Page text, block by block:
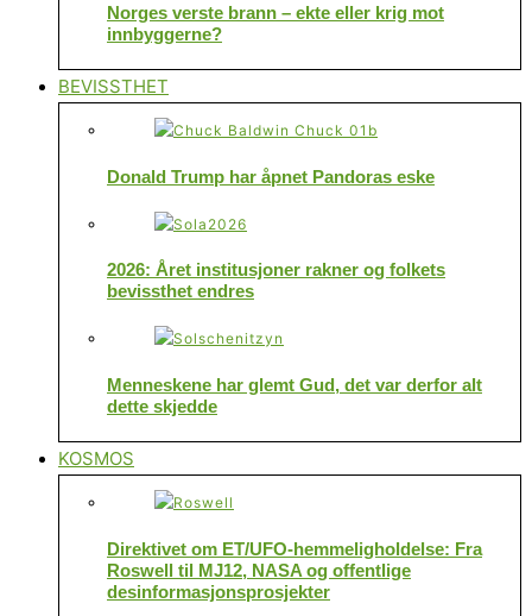
Norges verste brann – ekte eller krig mot
innbyggerne?
BEVISSTHET
Donald Trump har åpnet Pandoras eske
2026: Året institusjoner rakner og folkets
bevissthet endres
Menneskene har glemt Gud, det var derfor alt
dette skjedde
KOSMOS
Direktivet om ET/UFO-hemmeligholdelse: Fra
Roswell til MJ12, NASA og offentlige
desinformasjonsprosjekter